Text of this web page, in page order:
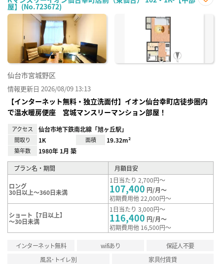
屋】(No.723672)
に入
仙台市宮城野区
情報更新日 2026/08/09 13:13
【インターネット無料・独立洗面付】イオン仙台幸町店徒歩圏内
で温水暖房便座 宮城マンスリーマンション部屋！
アクセス 仙台市地下鉄南北線「旭ヶ丘駅」
間取り 1K 面積 19.32m²
築年数 1980年 1月 築
プラン名・期間 月額目安
ロング
30日以上～360日未満
1日当たり 2,700円～
107,400 円/月～
初期費用他 22,000円～
ショート【7日以上】
～30日未満
1日当たり 3,000円～
116,400 円/月～
初期費用他 16,500円～
インターネット無料 wifiあり
保証人不要
風呂･トイレ別
家具付賃貸